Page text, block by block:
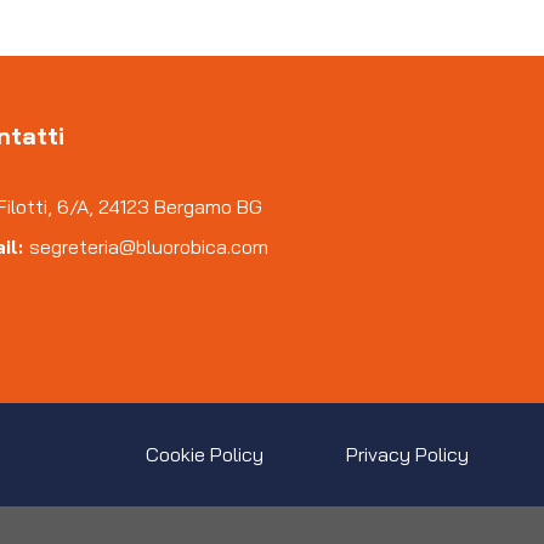
6/A, 24123 Bergamo BG
segreteria@bluorobica.com
Cookie Policy Privacy Policy